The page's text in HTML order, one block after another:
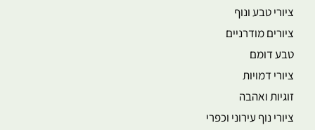
ציורי טבע ונוף
ציורים מודרניים
טבע דומם
ציורי דמויות
זוגיות ואהבה
ציורי נוף עירוני וכפרי